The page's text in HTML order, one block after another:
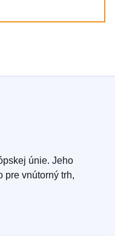
únie. Jeho
pre vnútorný trh,